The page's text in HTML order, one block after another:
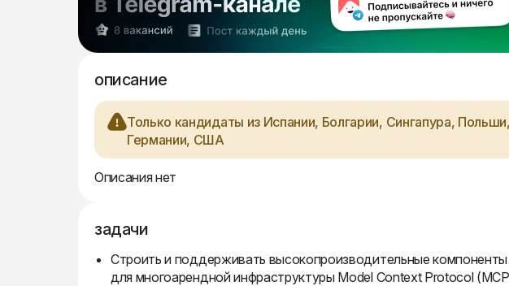
описание
Только кандидаты из Испании, Болгарии, Сингапура,
Германии, США
Описания нет
задачи
Строить и поддерживать высокопроизводительные
для многоарендной инфраструктуры Model Context Protocol